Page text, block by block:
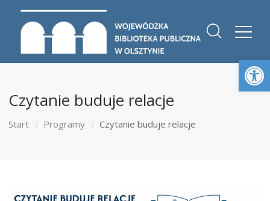
Czytanie buduje relacje
Start Programy Czytanie buduje relacje